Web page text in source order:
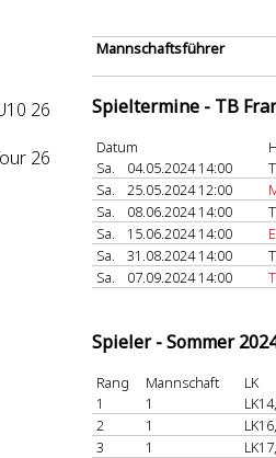
26
26
Mannschaftsführer
Spieltermine - TB
Datum
Sa.
04.05.2024 14:00
Sa.
25.05.2024 12:00
Sa.
08.06.2024 14:00
Sa.
15.06.2024 14:00
Sa.
31.08.2024 14:00
Sa.
07.09.2024 14:00
Spieler - Sommer
Rang Mannschaft
LK
1
1
2
1
3
1